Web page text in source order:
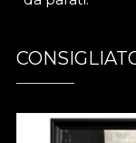
poveste. Nu
Ideal pentru
contemplative
tapet de lux
aristocratic. Se